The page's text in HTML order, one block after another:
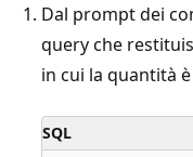
Dal prompt dei
query che
in cui la quantità
SQL